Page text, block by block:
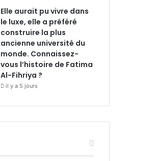
Elle aurait pu vivre dans
le luxe, elle a préféré
construire la plus
ancienne université du
monde. Connaissez-
vous l’histoire de Fatima
Al-Fihriya ?
il y a 5 jours